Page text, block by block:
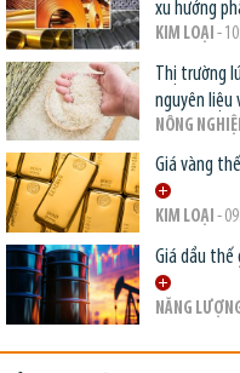
xu hướng
KIM LOẠI -
Thị trường
nguyên liệu
NÔNG
Giá vàng
KIM LOẠI -
Giá dầu thế
NĂNG